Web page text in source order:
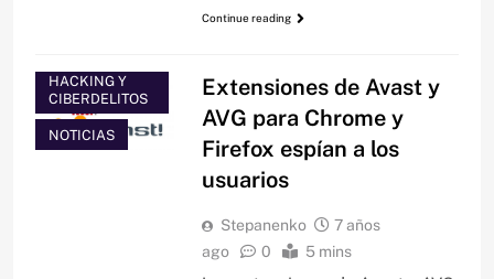
Continue reading
HACKING Y
CIBERDELITOS
NOTICIAS
Extensiones de Avast y
AVG para Chrome y
Firefox espían a los
usuarios
Stepanenko
7 años
ago
0 5 mins